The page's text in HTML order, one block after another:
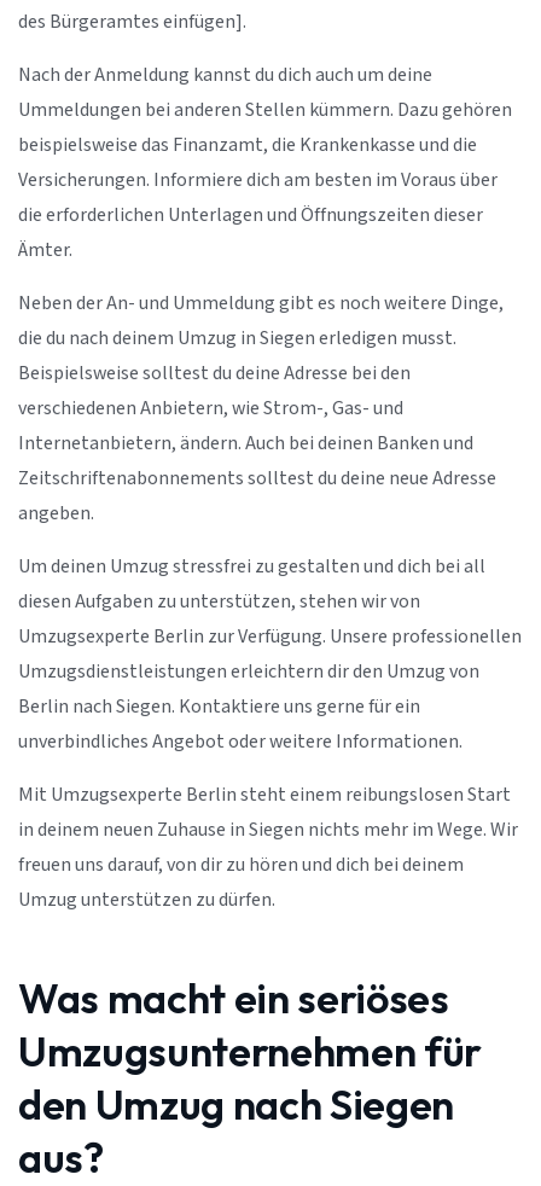
des Bürgeramtes einfügen].
Nach der Anmeldung kannst du dich auch um deine
Ummeldungen bei anderen Stellen kümmern. Dazu gehören
beispielsweise das Finanzamt, die Krankenkasse und die
Versicherungen. Informiere dich am besten im Voraus über
die erforderlichen Unterlagen und Öffnungszeiten dieser
Ämter.
Neben der An- und Ummeldung gibt es noch weitere Dinge,
die du nach deinem Umzug in Siegen erledigen musst.
Beispielsweise solltest du deine Adresse bei den
verschiedenen Anbietern, wie Strom-, Gas- und
Internetanbietern, ändern. Auch bei deinen Banken und
Zeitschriftenabonnements solltest du deine neue Adresse
angeben.
Um deinen Umzug stressfrei zu gestalten und dich bei all
diesen Aufgaben zu unterstützen, stehen wir von
Umzugsexperte Berlin zur Verfügung. Unsere professionellen
Umzugsdienstleistungen erleichtern dir den Umzug von
Berlin nach Siegen. Kontaktiere uns gerne für ein
unverbindliches Angebot oder weitere Informationen.
Mit Umzugsexperte Berlin steht einem reibungslosen Start
in deinem neuen Zuhause in Siegen nichts mehr im Wege. Wir
freuen uns darauf, von dir zu hören und dich bei deinem
Umzug unterstützen zu dürfen.
Was macht ein seriöses
Umzugsunternehmen für
den Umzug nach Siegen
aus?